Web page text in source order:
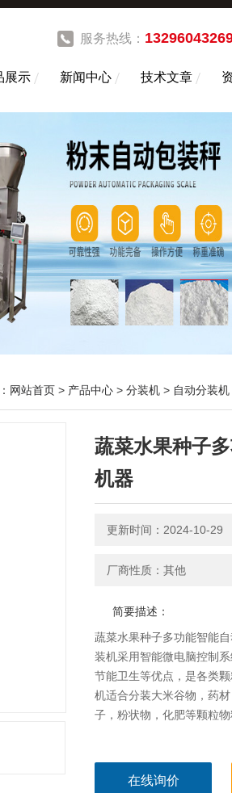
服务热线：
展示 新闻中心 技术文章
网站首页 > 产品中心 > 分装机 > 自动分装机
蔬菜水果种子
机器
更新时间：2024-10-29
厂商性质：其他
简要描述：
蔬菜水果种子多功能智能
装机​采用智能微电脑控制
节能卫生等优点，是各类
机适合分装大米谷物，药
子，粉状物，化肥等颗粒物
在线询价